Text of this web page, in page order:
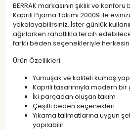
BERRAK markasının şıklık ve
Kaprili Pijama Takımı 20009 ile
yakalayabilirsiniz. İster günlük
ağırlarken rahatlıkla tercih
farklı beden seçenekleriyle
Ürün Özellikleri:
Yumuşak ve kaliteli kumaş
Kaprili tasarımıyla modern
İki parçadan oluşan takım
Çeşitli beden seçenekleri
Yıkama talimatlarına uygun
yapılabilir